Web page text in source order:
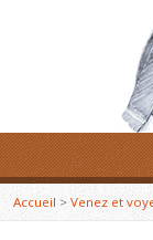
Accueil> Venez et